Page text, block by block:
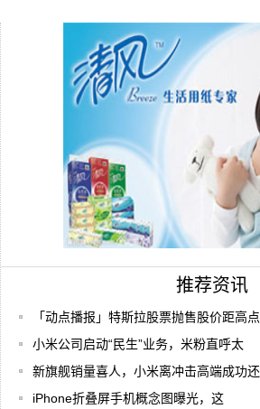
最新开箱！5G折叠屏手机华为Mate Xs
推荐资讯
「动点播报」特斯拉股票抛售股价距高点
小米公司启动“民生”业务，米粉直呼太
新旗舰销量喜人，小米离冲击高端成功还
iPhone折叠屏手机概念图曝光，这